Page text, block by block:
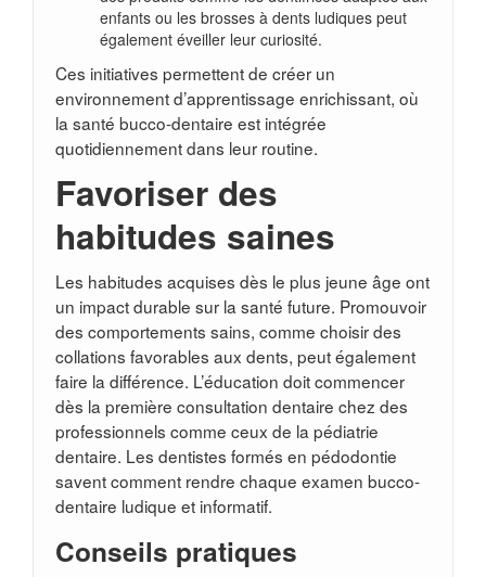
enfants ou les brosses à dents ludiques peut
également éveiller leur curiosité.
Ces initiatives permettent de créer un
environnement d’apprentissage enrichissant, où
la santé bucco-dentaire est intégrée
quotidiennement dans leur routine.
Favoriser des
habitudes saines
Les habitudes acquises dès le plus jeune âge ont
un impact durable sur la santé future. Promouvoir
des comportements sains, comme choisir des
collations favorables aux dents, peut également
faire la différence. L’éducation doit commencer
dès la première consultation dentaire chez des
professionnels comme ceux de la pédiatrie
dentaire. Les dentistes formés en pédodontie
savent comment rendre chaque examen bucco-
dentaire ludique et informatif.
Conseils pratiques